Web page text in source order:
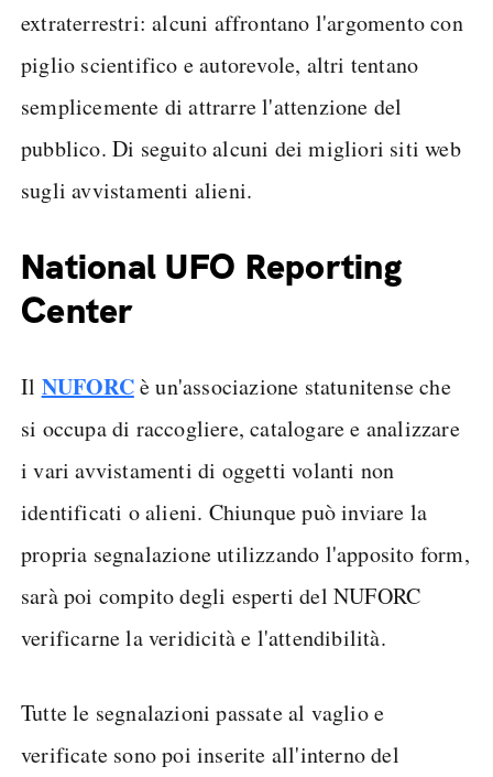
extraterrestri: alcuni affrontano l'argomento con
piglio scientifico e autorevole, altri tentano
semplicemente di attrarre l'attenzione del
pubblico. Di seguito alcuni dei migliori siti web
sugli avvistamenti alieni.
National UFO Reporting
Center
Il NUFORCè un'associazione statunitense che
si occupa di raccogliere, catalogare e analizzare
i vari avvistamenti di oggetti volanti non
identificati o alieni. Chiunque può inviare la
propria segnalazione utilizzando l'apposito form,
sarà poi compito degli esperti del NUFORC
verificarne la veridicità e l'attendibilità.
Tutte le segnalazioni passate al vaglio e
verificate sono poi inserite all'interno del